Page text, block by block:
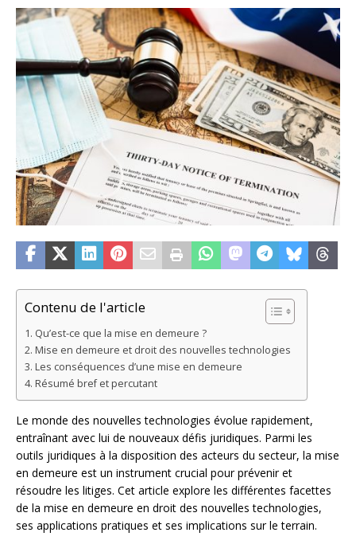
Contenu de l'article
Qu’est-ce que la mise en demeure ?
Mise en demeure et droit des nouvelles technologies
Les conséquences d’une mise en demeure
Résumé bref et percutant
Le monde des nouvelles technologies évolue rapidement,
entraînant avec lui de nouveaux défis juridiques. Parmi les
outils juridiques à la disposition des acteurs du secteur, la mise
en demeure est un instrument crucial pour prévenir et
résoudre les litiges. Cet article explore les différentes facettes
de la mise en demeure en droit des nouvelles technologies,
ses applications pratiques et ses implications sur le terrain.